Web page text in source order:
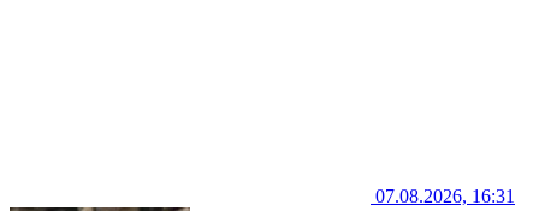
07.08.2026, 16:31